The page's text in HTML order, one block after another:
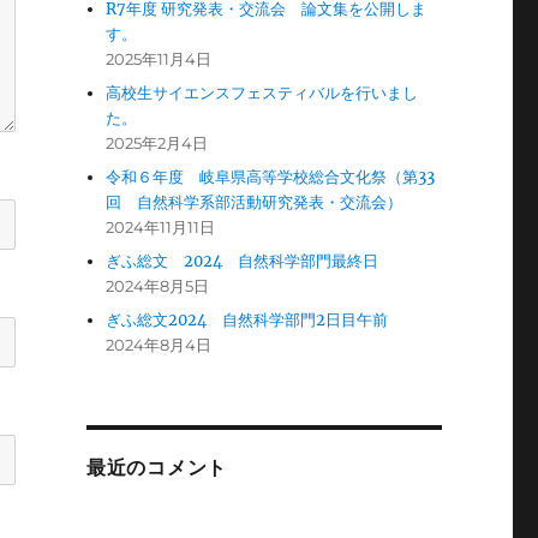
R7年度 研究発表・交流会 論文集を公開しま
す。
2025年11月4日
高校生サイエンスフェスティバルを行いまし
た。
2025年2月4日
令和６年度 岐阜県高等学校総合文化祭（第33
回 自然科学系部活動研究発表・交流会）
2024年11月11日
ぎふ総文 2024 自然科学部門最終日
2024年8月5日
ぎふ総文2024 自然科学部門2日目午前
2024年8月4日
最近のコメント